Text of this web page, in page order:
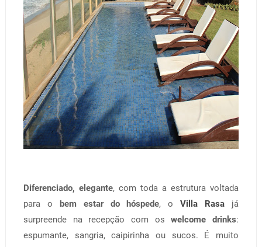
Diferenciado, elegante, com toda a estrutura voltada
para o bem estar do hóspede, oVilla Rasa já
surpreende na recepção com oswelcome drinks:
espumante, sangria, caipirinha ou sucos. É muito